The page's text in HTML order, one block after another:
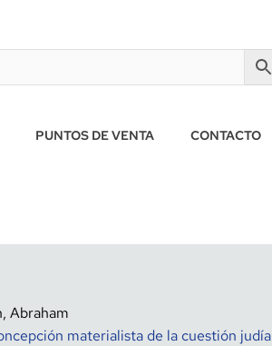
PUNTOS DE VENTA CONTACTO
Abraham
materialista de la cuestión judía